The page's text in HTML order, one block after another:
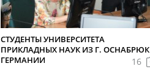
СТУДЕНТЫ УНИВЕРСИТЕТА
ПРИКЛАДНЫХ НАУК ИЗ Г. ОСНАБРЮК
ГЕРМАНИИ
16